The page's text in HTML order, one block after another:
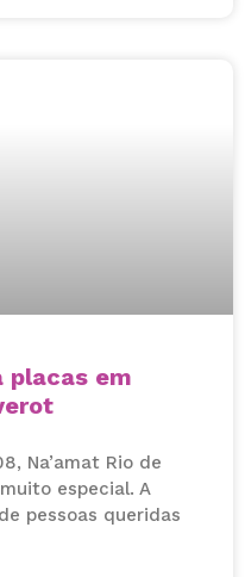
placas em
Na’amat Rio de
especial. A
pessoas queridas